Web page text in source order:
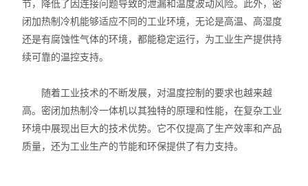
水热合成反应釜
玻璃分液器、过滤装置
旋转蒸发仪
磁力搅拌器
节，降低了因连接问题导致的泄漏和温度波动风险。此外，密
闭加热制冷机能够适应不同的工业环境，无论是高温、高湿度
还是有腐蚀性气体的环境，都能稳定运行，为工业生产提供持
续可靠的温控支持。
随着工业技术的不断发展，对温度控制的要求也越来越
高。密闭加热制冷一体机以其独特的原理和性能，在复杂工业
环境中展现出巨大的技术优势。它不仅提高了生产效率和产品
质量，还为工业生产的节能和环保提供了有力支持。